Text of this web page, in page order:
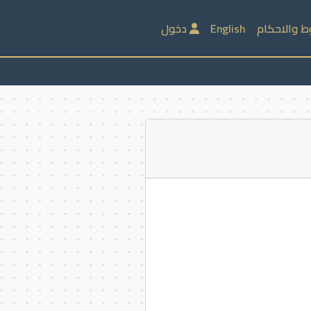
والاحكام English دخول